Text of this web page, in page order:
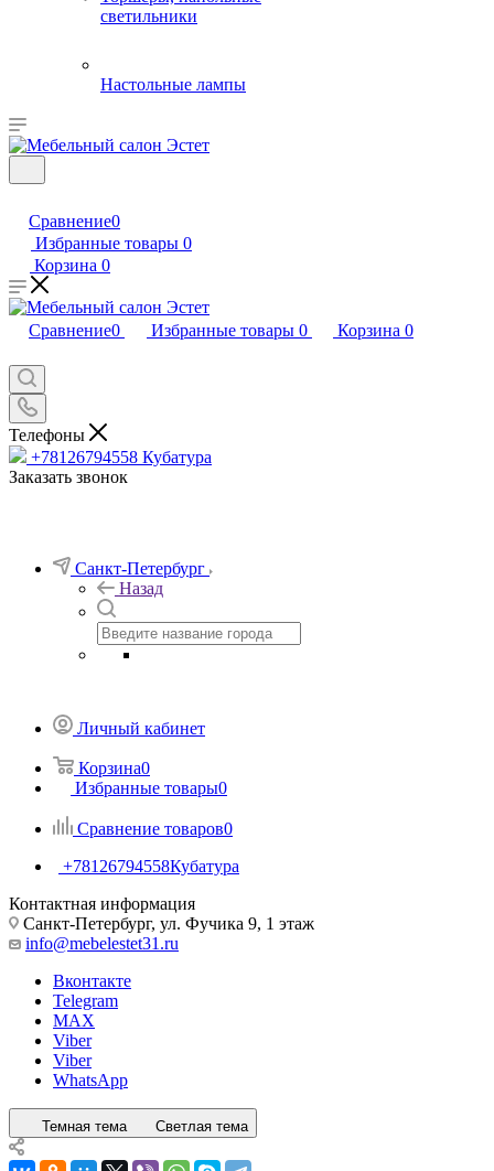
светильники
Настольные лампы
Сравнение0
Избранные товары 0
Корзина 0
Сравнение0 Избранные товары 0 Корзина 0
Телефоны
+78126794558 Кубатура
Заказать звонок
Санкт-Петербург
Назад
Личный кабинет
Корзина0
Избранные товары0
Сравнение товаров0
+78126794558Кубатура
Контактная информация
Санкт-Петербург, ул. Фучика 9, 1 этаж
info@mebelestet31.ru
Вконтакте
Telegram
MAX
Viber
Viber
WhatsApp
Темная тема Светлая тема